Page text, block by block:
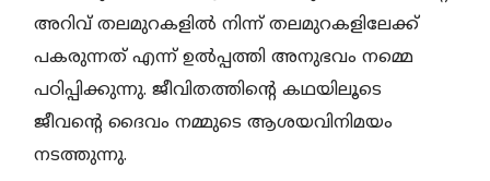
അറിവ് തലമുറകളില്‍ നിന്ന് തലമുറകളിലേക്ക്
പകരുന്നത് എന്ന് ഉല്‍പ്പത്തി അനുഭവം നമ്മെ
പഠിപ്പിക്കുന്നു. ജീവിതത്തിന്റെ കഥയിലൂടെ
ജീവന്റെ ദൈവം നമ്മുടെ ആശയവിനിമയം
നടത്തുന്നു.